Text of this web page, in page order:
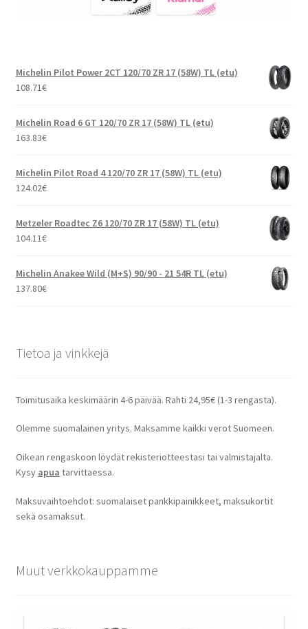
Michelin Pilot Power 2CT 120/70 ZR 17 (58W) TL (etu)
108.71€
Michelin Road 6 GT 120/70 ZR 17 (58W) TL (etu)
163.83€
Michelin Pilot Road 4 120/70 ZR 17 (58W) TL (etu)
124.02€
Metzeler Roadtec Z6 120/70 ZR 17 (58W) TL (etu)
104.11€
Michelin Anakee Wild (M+S) 90/90 - 21 54R TL (etu)
137.80€
Tietoa ja vinkkejä
Toimitusaika keskimäärin 4-6 päivää. Rahti 24,95€ (1-3 rengasta).
Olemme suomalainen yritys. Maksamme kaikki verot Suomeen.
Oikean rengaskoon löydät rekisteriotteestasi tai valmistajalta.
Kysy apua tarvittaessa.
Maksuvaihtoehdot: suomalaiset pankkipainikkeet, maksukortit
sekä osamaksut.
Muut verkkokauppamme